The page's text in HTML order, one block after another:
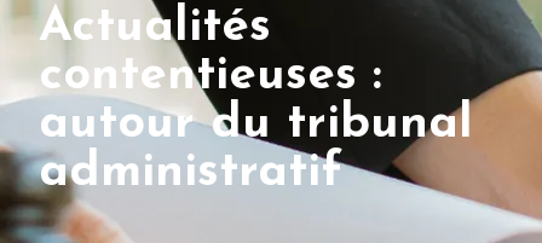
Actualités
contentieuses :
autour du tribunal
administratif